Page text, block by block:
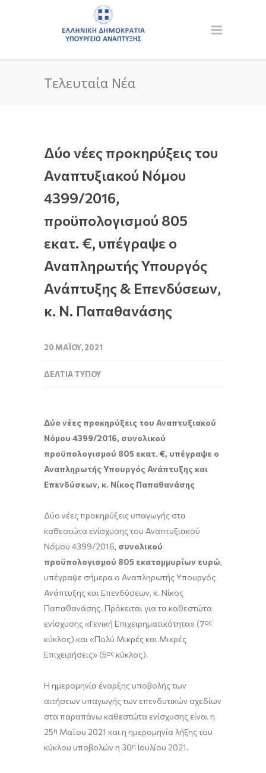
Τελευταία Νέα
Δύο νέες προκηρύξεις του
Αναπτυξιακού Νόμου
4399/2016,
προϋπολογισμού 805
εκατ. €, υπέγραψε ο
Αναπληρωτής Υπουργός
Ανάπτυξης & Επενδύσεων,
κ. Ν. Παπαθανάσης
20 ΜΑΪ́ΟΥ, 2021
ΔΕΛΤΊΑ ΤΎΠΟΥ
Δύο νέες προκηρύξεις του Αναπτυξιακού
Νόμου 4399/2016, συνολικού
προϋπολογισμού 805 εκατ. €, υπέγραψε ο
Αναπληρωτής Υπουργός Ανάπτυξης και
Επενδύσεων, κ. Νίκος Παπαθανάσης
Δύο νέες προκηρύξεις υπαγωγής στα
καθεστώτα ενίσχυσης του Αναπτυξιακού
Νόμου 4399/2016, συνολικού
προϋπολογισμού 805 εκατομμυρίων ευρώ,
υπέγραψε σήμερα ο Αναπληρωτής Υπουργός
Ανάπτυξης και Επενδύσεων, κ. Νίκος
Παπαθανάσης. Πρόκειται για τα καθεστώτα
ενίσχυσης «Γενική Επιχειρηματικότητα» (7ος
κύκλος) και «Πολύ Μικρές και Μικρές
Επιχειρήσεις» (5ος κύκλος).
Η ημερομηνία έναρξης υποβολής των
αιτήσεων υπαγωγής των επενδυτικών σχεδίων
στα παραπάνω καθεστώτα ενίσχυσης είναι η
25η Μαΐου 2021 και η ημερομηνία λήξης του
κύκλου υποβολών η 30η Ιουλίου 2021.